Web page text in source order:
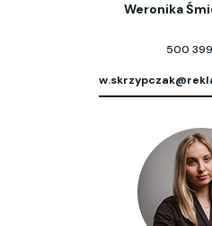
Weronika
500